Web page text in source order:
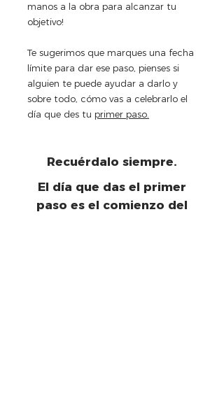
manos a la obra para alcanzar tu
objetivo!
Te sugerimos que marques una fecha
límite para dar ese paso, pienses si
alguien te puede ayudar a darlo y
sobre todo, cómo vas a celebrarlo el
día que des tu primer paso.
Recuérdalo siempre.
El día que das el primer
paso es el comienzo del